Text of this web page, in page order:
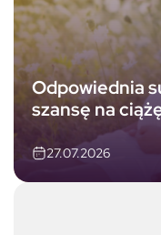
Odpowiednia
szansę na
27.07.2026